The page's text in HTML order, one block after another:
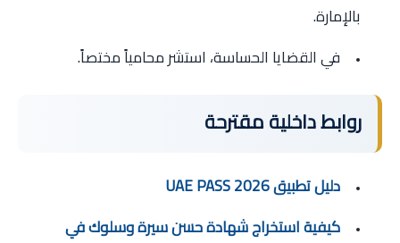
بالإمارة.
في القضايا الحساسة، استشر محامياً مختصاً.
روابط داخلية مقترحة
دليل تطبيق UAE PASS 2026
كيفية استخراج شهادة حسن سيرة وسلوك في